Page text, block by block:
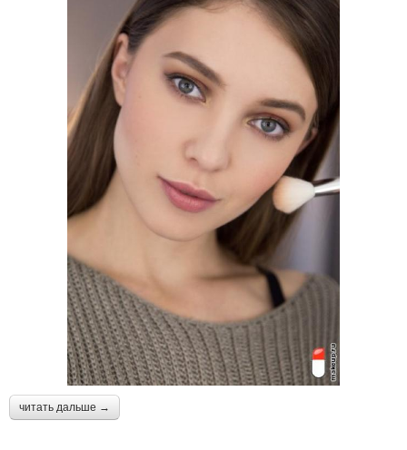
читать дальше →